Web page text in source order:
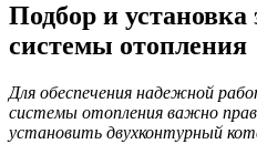
Подбор и
системы отопления
Для обеспечения надежной
системы отопления важно
установить двухконтурный